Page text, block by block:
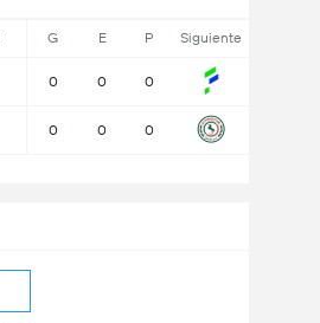
G E P Siguiente
0 0 0
0 0 0